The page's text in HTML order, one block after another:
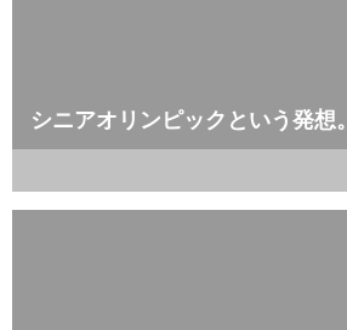
シニアオリンピックという発想。